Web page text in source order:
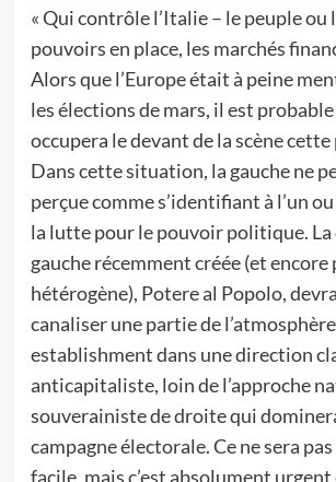
« Qui contrôle l’Italie – le peuple ou
pouvoirs en place, les marchés
Alors que l’Europe était à peine
les élections de mars, il est probable
occupera le devant de la scène
Dans cette situation, la gauche ne
perçue comme s’identifiant à l’un
la lutte pour le pouvoir politique.
gauche récemment créée (et
hétérogène), Potere al Popolo,
canaliser une partie de
establishment dans une direction
anticapitaliste, loin de l’approche
souverainiste de droite qui
campagne électorale. Ce ne sera
facile, mais c’est absolument urgent